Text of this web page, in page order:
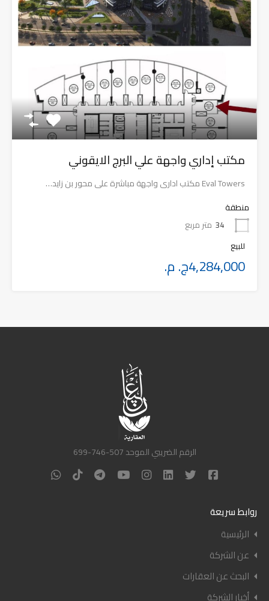
مكتب إداري واجهة علي البرج الايقوني
Eval Towers مكتب ادارى واجهة مباشرة على محور بن زايد…
منطقة
34 متر مربع
للبيع
4,284,000ج. م.
الرقم الضريبي الموحد 507-746-699
روابط سريعة
الرئيسية
عن الشركة
البحث عن العقارات
أخبار الشركة